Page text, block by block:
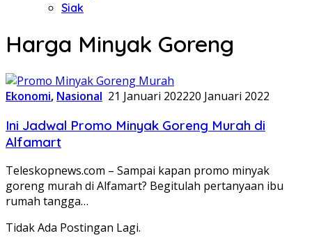
Siak
Harga Minyak Goreng
Ekonomi, Nasional 21 Januari 202220 Januari 2022
Ini Jadwal Promo Minyak Goreng Murah di
Alfamart
Teleskopnews.com – Sampai kapan promo minyak
goreng murah di Alfamart? Begitulah pertanyaan ibu
rumah tangga…
Tidak Ada Postingan Lagi.